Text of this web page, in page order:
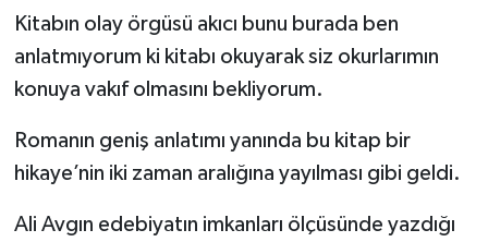
Kitabın olay örgüsü akıcı bunu burada ben
anlatmıyorum ki kitabı okuyarak siz okurlarımın
konuya vakıf olmasını bekliyorum.
Romanın geniş anlatımı yanında bu kitap bir
hikaye’nin iki zaman aralığına yayılması gibi geldi.
Ali Avgın edebiyatın imkanları ölçüsünde yazdığı